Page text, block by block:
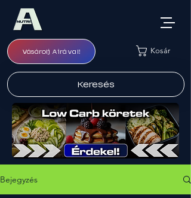
Vásárolj Airával! Kosár
Keresés
Bejegyzés